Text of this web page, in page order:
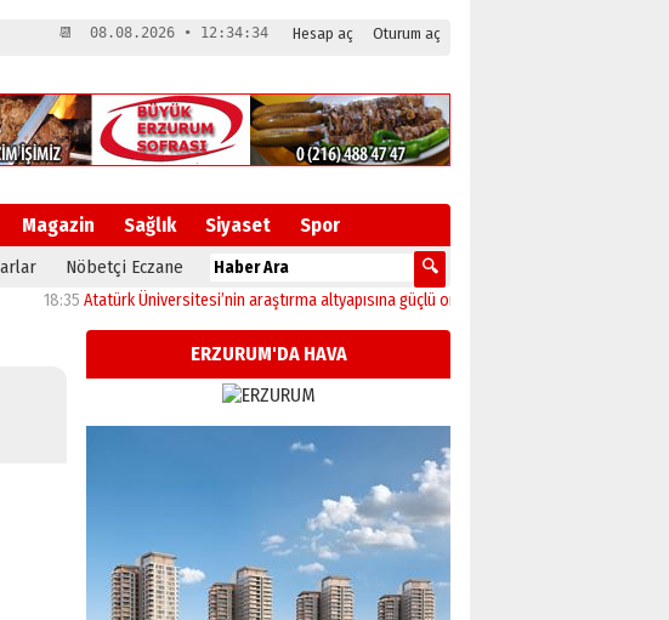
Hesap aç Oturum aç
📆 08.08.2026 • 12:34:35
Magazin Sağlık Siyaset Spor
Nöbetçi Eczane
Atatürk Üniversitesi’nin araştırma altyapısına güçlü onay
ERZURUM'DA HAVA